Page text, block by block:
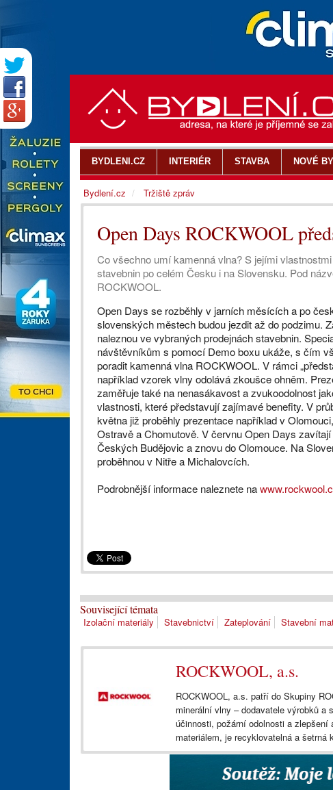
Open Days ROCKWOOL
Co všechno umí kamenná vlna? S jejími
stavebnin po celém Česku i na Slovensku. Pod
ROCKWOOL.
Open Days se rozběhly v jarních měsících a po
slovenských městech budou jezdit až do podzimu.
naleznou ve vybraných prodejnách stavebnin.
návštěvníkům s pomocí Demo boxu ukáže, s čím
poradit kamenná vlna ROCKWOOL. V rámci
například vzorek vlny odolává zkoušce ohněm.
zaměřuje také na nenasákavost a zvukoodolnost
vlastnosti, které představují zajímavé benefity. V
května již proběhly prezentace například v
Ostravě a Chomutově. V červnu Open Days zavítají
Českých Budějovic a znovu do Olomouce. Na
proběhnou v Nitře a Michalovcích.
Podrobnější informace naleznete na
Související témata
Izolační materiály Stavebnictví Zateplování Stavební
ROCKWOOL, a.s.
ROCKWOOL, a.s. patří do Skupiny
minerální vlny – dodavatele výrobků
účinnosti, požární odolnosti a
materiálem, je recyklovatelná a šetrná
BYDLENI.CZ INTERIÉR STAVBA NOVÉ
Bydlení.cz Tržiště zpráv